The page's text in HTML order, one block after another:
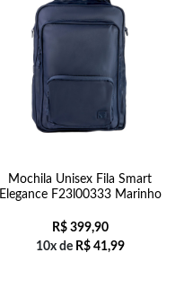
Mochila Unisex Fila Smart
Elegance F23l00333 Marinho
R$399,90
10x de R$41,99